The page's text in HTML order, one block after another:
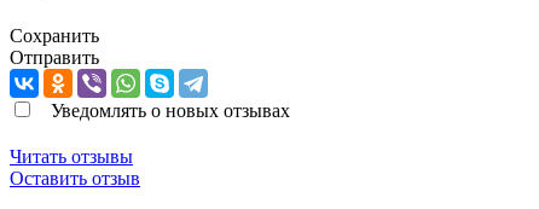
Сохранить
Отправить
Уведомлять о новых отзывах
Читать отзывы
Оставить отзыв